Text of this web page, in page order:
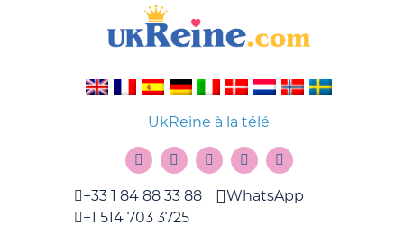
UkReine à la télé
+33 1 84 88 33 88
+1 514 703 3725
WhatsApp